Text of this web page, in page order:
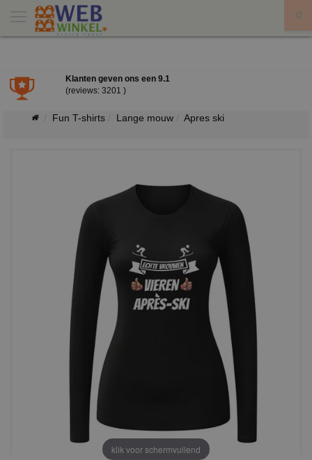
Klanten geven ons een 9.1
(reviews: 3201 )
Fun T-shirts Lange mouw Apres ski
klik voor schermvullend